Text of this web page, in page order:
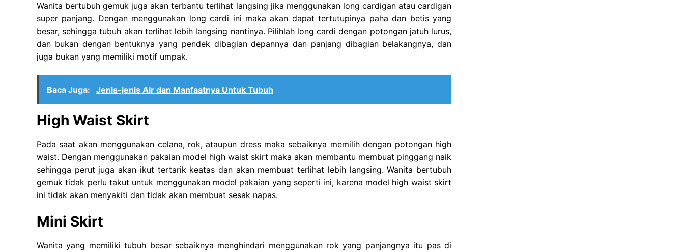
Wanita bertubuh gemuk juga akan terbantu terlihat langsing jika menggunakan long cardigan atau cardigan
super panjang. Dengan menggunakan long cardi ini maka akan dapat tertutupinya paha dan betis yang
besar, sehingga tubuh akan terlihat lebih langsing nantinya. Pilihlah long cardi dengan potongan jatuh lurus,
dan bukan dengan bentuknya yang pendek dibagian depannya dan panjang dibagian belakangnya, dan
juga bukan yang memiliki motif umpak.
Baca Juga: Jenis-jenis Air dan Manfaatnya Untuk Tubuh
High Waist Skirt
Pada saat akan menggunakan celana, rok, ataupun dress maka sebaiknya memilih dengan potongan high
waist. Dengan menggunakan pakaian model high waist skirt maka akan membantu membuat pinggang naik
sehingga perut juga akan ikut tertarik keatas dan akan membuat terlihat lebih langsing. Wanita bertubuh
gemuk tidak perlu takut untuk menggunakan model pakaian yang seperti ini, karena model high waist skirt
ini tidak akan menyakiti dan tidak akan membuat sesak napas.
Mini Skirt
Wanita yang memiliki tubuh besar sebaiknya menghindari menggunakan rok yang panjangnya itu pas di